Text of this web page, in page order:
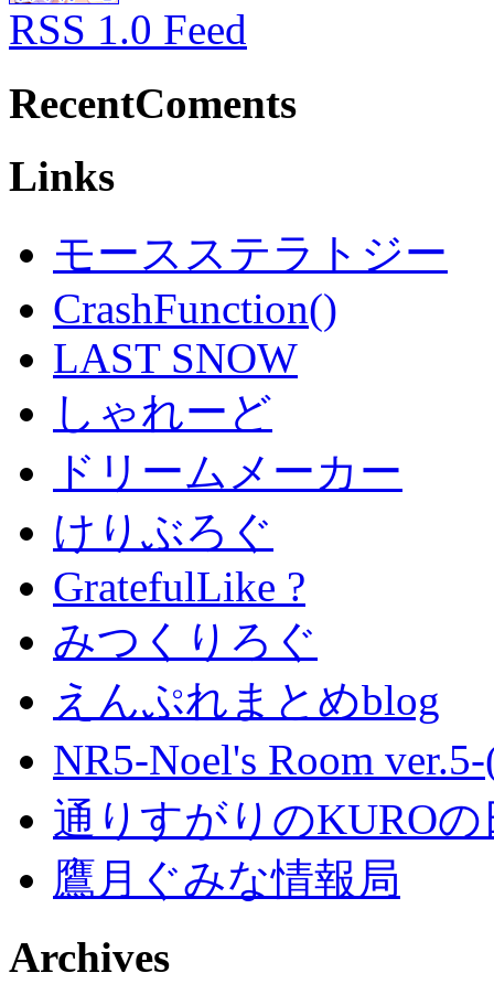
RSS 1.0 Feed
RecentComents
Links
モースステラトジー
CrashFunction()
LAST SNOW
しゃれーど
ドリームメーカー
けりぶろぐ
GratefulLike ?
みつくりろぐ
えんぷれまとめblog
NR5-Noel's Room
通りすがりのKURO
鷹月ぐみな情報局
Archives